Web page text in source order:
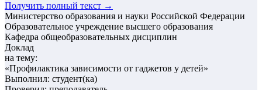
Получить полный текст →
Министерство образования и науки Российской Федерации
Образовательное учреждение высшего образования
Кафедра общеобразовательных дисциплин
Доклад
на тему:
«Профилактика зависимости от гаджетов у детей»
Выполнил: студент(ка)